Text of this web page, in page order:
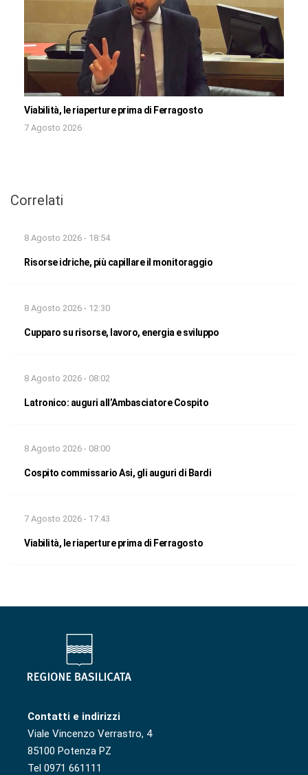
Viabilità, le riaperture prima di Ferragosto
7 Agosto 2026
Correlati
8 Agosto 2026 - 18:54
Risorse idriche, più capillare il monitoraggio
8 Agosto 2026 - 12:30
Cupparo su risorse, lavoro, energia e sviluppo
8 Agosto 2026 - 08:02
Latronico: auguri all’Ambasciatore Cospito
8 Agosto 2026 - 08:00
Cospito commissario Asi, gli auguri di Bardi
7 Agosto 2026 - 17:43
Viabilità, le riaperture prima di Ferragosto
Contatti e indirizzi
Viale Vincenzo Verrastro, 4
85100 Potenza PZ
Tel 0971 661111